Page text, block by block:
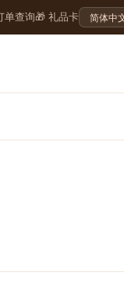
单查询🎁 礼品卡